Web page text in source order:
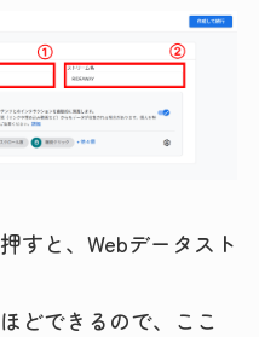
すと、Webデータスト
どできるので、ここ